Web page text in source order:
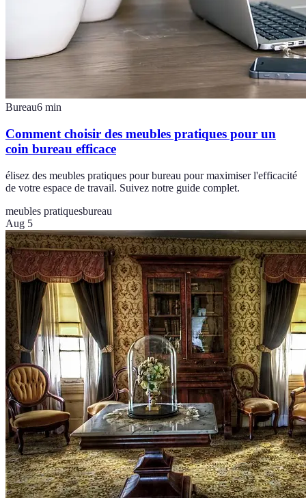
Bureau6 min
Comment choisir des meubles pratiques pour un
coin bureau efficace
élisez des meubles pratiques pour bureau pour maximiser l'efficacité
de votre espace de travail. Suivez notre guide complet.
meubles pratiquesbureau
Aug 5